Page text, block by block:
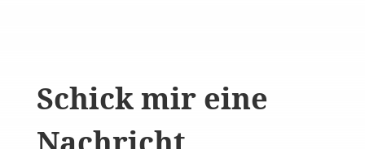
Schick mir eine